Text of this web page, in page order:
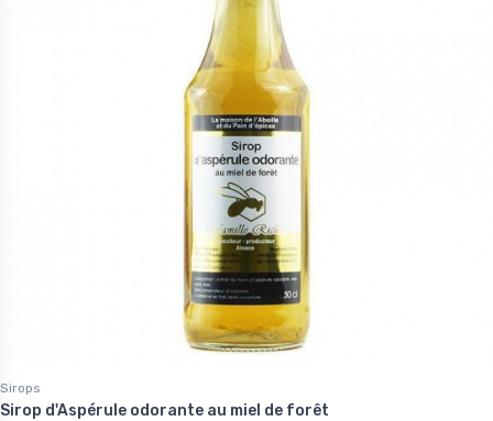
Sirops
Sirop d'Aspérule odorante au miel de forêt